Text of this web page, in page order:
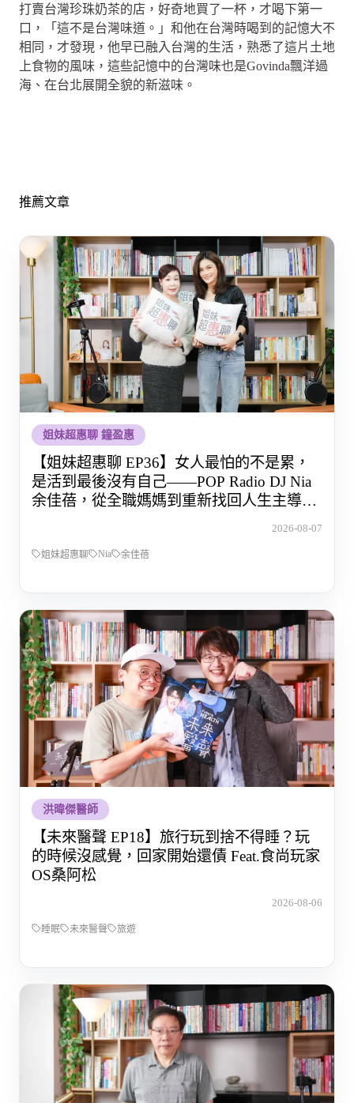
打賣台灣珍珠奶茶的店，好奇地買了一杯，才喝下第一
口，「這不是台灣味道。」和他在台灣時喝到的記憶大不
相同，才發現，他早已融入台灣的生活，熟悉了這片土地
上食物的風味，這些記憶中的台灣味也是Govinda飄洋過
海、在台北展開全貌的新滋味。
推薦文章
姐妹超惠聊 鐘盈惠
【姐妹超惠聊 EP36】女人最怕的不是累，
是活到最後沒有自己——POP Radio DJ Nia
余佳蓓，從全職媽媽到重新找回人生主導權
2026-08-07
姐妹超惠聊 Nia 余佳蓓
洪暐傑醫師
【未來醫聲 EP18】旅行玩到捨不得睡？玩
的時候沒感覺，回家開始還債 Feat.食尚玩家
OS桑阿松
2026-08-06
睡眠 未來醫聲 旅遊